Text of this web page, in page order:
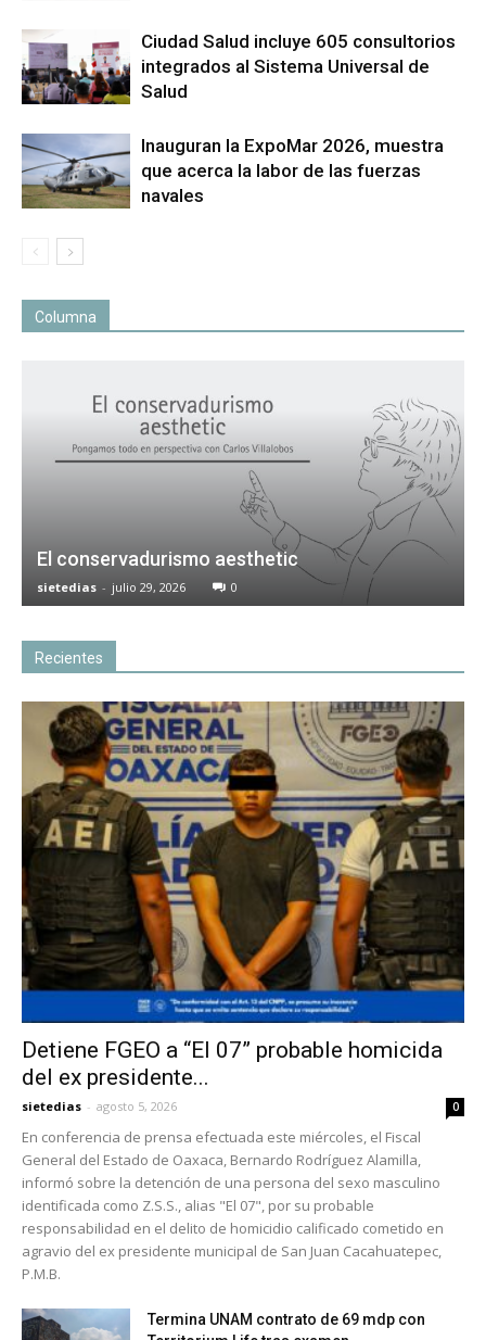
Ciudad Salud incluye 605 consultorios
integrados al Sistema Universal de
Salud
Inauguran la ExpoMar 2026, muestra
que acerca la labor de las fuerzas
navales
Columna
El conservadurismo aesthetic
sietedias - julio 29, 2026 0
Recientes
Detiene FGEO a “El 07” probable homicida
del ex presidente...
sietedias - agosto 5, 2026 0
En conferencia de prensa efectuada este miércoles, el Fiscal
General del Estado de Oaxaca, Bernardo Rodríguez Alamilla,
informó sobre la detención de una persona del sexo masculino
identificada como Z.S.S., alias "El 07", por su probable
responsabilidad en el delito de homicidio calificado cometido en
agravio del ex presidente municipal de San Juan Cacahuatepec,
P.M.B.
Termina UNAM contrato de 69 mdp con